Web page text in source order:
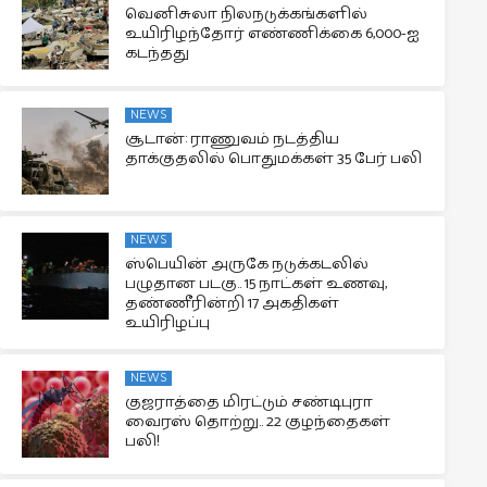
வெனிசுலா நிலநடுக்கங்களில்
உயிரிழந்தோர் எண்ணிக்கை 6,000-ஐ
கடந்தது
NEWS
சூடான்: ராணுவம் நடத்திய
தாக்குதலில் பொதுமக்கள் 35 பேர் பலி
NEWS
ஸ்பெயின் அருகே நடுக்கடலில்
பழுதான படகு.. 15 நாட்கள் உணவு,
தண்ணீரின்றி 17 அகதிகள்
உயிரிழப்பு
NEWS
குஜராத்தை மிரட்டும் சண்டிபுரா
வைரஸ் தொற்று.. 22 குழந்தைகள்
பலி!